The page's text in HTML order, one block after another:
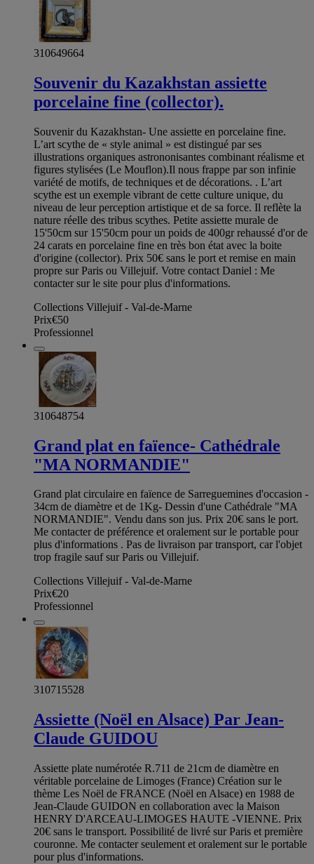
310649664
Souvenir du Kazakhstan assiette
porcelaine fine (collector).
Souvenir du Kazakhstan- Une assiette en porcelaine fine.
L’art scythe de « style animal » est distingué par ses
illustrations organiques astrononisantes combinant réalisme et
figures stylisées (Le Mouflon).Il nous frappe par son infinie
variété de motifs, de techniques et de décorations. . L’art
scythe est un exemple vibrant de cette culture unique, du
niveau de leur perception artistique et de sa force. Il reflète la
nature réelle des tribus scythes. Petite assiette murale de
15'50cm sur 15'50cm pour un poids de 400gr rehaussé d'or de
24 carats en porcelaine fine en très bon état avec la boite
d'origine (collector). Prix 50€ sans le port et remise en main
propre sur Paris ou Villejuif. Votre contact Daniel : Me
contacter sur le site pour plus d'informations.
Collections Villejuif - Val-de-Marne
Prix€50
Professionnel
310648754
Grand plat en faïence- Cathédrale
"MA NORMANDIE"
Grand plat circulaire en faïence de Sarreguemines d'occasion -
34cm de diamètre et de 1Kg- Dessin d'une Cathédrale "MA
NORMANDIE". Vendu dans son jus. Prix 20€ sans le port.
Me contacter de préférence et oralement sur le portable pour
plus d'informations . Pas de livraison par transport, car l'objet
trop fragile sauf sur Paris ou Villejuif.
Collections Villejuif - Val-de-Marne
Prix€20
Professionnel
310715528
Assiette (Noël en Alsace) Par Jean-
Claude GUIDOU
Assiette plate numérotée R.711 de 21cm de diamètre en
véritable porcelaine de Limoges (France) Création sur le
thème Les Noël de FRANCE (Noël en Alsace) en 1988 de
Jean-Claude GUIDON en collaboration avec la Maison
HENRY D'ARCEAU-LIMOGES HAUTE -VIENNE. Prix
20€ sans le transport. Possibilité de livré sur Paris et première
couronne. Me contacter seulement et oralement sur le portable
pour plus d'informations.